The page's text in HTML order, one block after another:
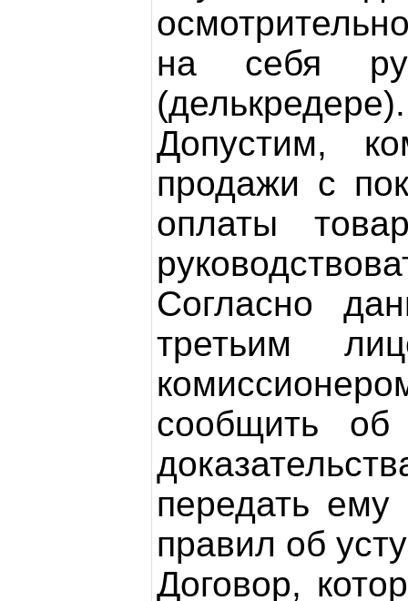
на себя
(делькредере).
Допустим,
продажи с
оплаты
Согласно
третьим
сообщить об
передать
правил об
Договор,